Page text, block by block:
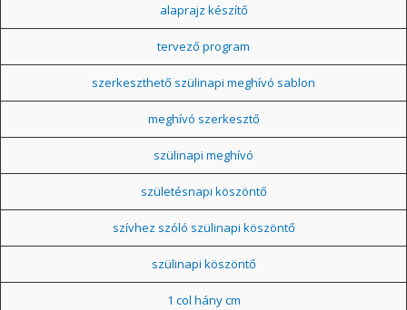
alaprajz készítő
tervező program
szerkeszthető szülinapi meghívó sablon
meghívó szerkesztő
szülinapi meghívó
születésnapi köszöntő
szívhez szóló szülinapi köszöntő
szülinapi köszöntő
1 col hány cm